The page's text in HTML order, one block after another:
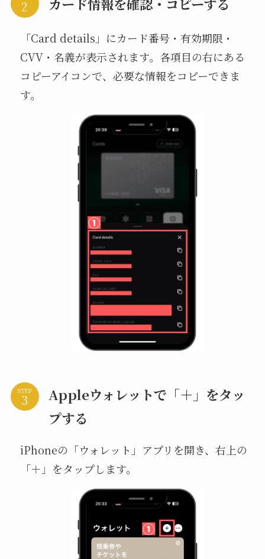
「Card details」にカード番号・有効期限・
CVV・名義が表示されます。各項目の右にある
コピーアイコンで、必要な情報をコピーできま
す。
STEP
Appleウォレットで「＋」をタッ
プする
iPhoneの「ウォレット」アプリを開き、右上の
「＋ 」をタップします。